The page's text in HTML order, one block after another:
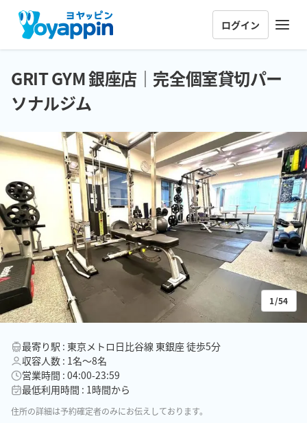
ログイン
1/54
最寄り駅 : 東京メトロ日比谷線 東銀座 徒歩5分
収容人数 : 1名〜8名
営業時間 : 04:00-23:59
最低利用時間 : 1時間から
住所の詳細は予約確定者のみにお伝えしております。
GRIT GYM 銀座店｜完全個室貸切パー
ソナルジム